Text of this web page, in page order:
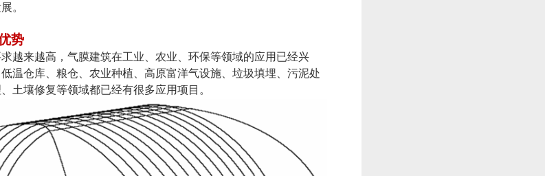
。
势
越来越高，气膜建筑在工业、农业、环保等领域的应用已经兴
温仓库、粮仓、农业种植、高原富洋气设施、垃圾填埋、污泥处
土壤修复等领域都已经有很多应用项目。